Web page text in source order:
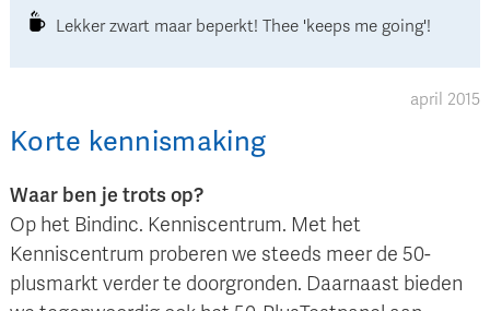
Lekker zwart maar beperkt! Thee 'keeps me going'!
april 2015
Korte kennismaking
Waar ben je trots op?
Op het Bindinc. Kenniscentrum. Met het
Kenniscentrum proberen we steeds meer de 50-
plusmarkt verder te doorgronden. Daarnaast bieden